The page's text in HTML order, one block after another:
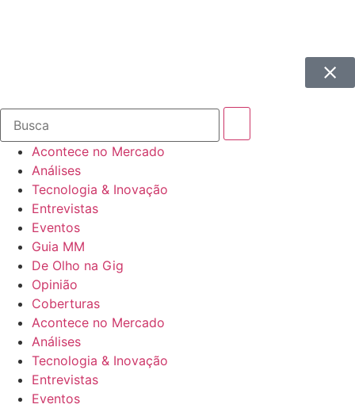
Acontece no Mercado
Análises
Tecnologia & Inovação
Entrevistas
Eventos
Guia MM
De Olho na Gig
Opinião
Coberturas
Acontece no Mercado
Análises
Tecnologia & Inovação
Entrevistas
Eventos